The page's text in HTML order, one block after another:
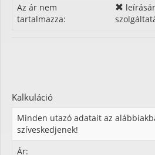
Az ár nem
tartalmazza:
Kalkuláció
Minden utazó adatait az
szíveskedjenek!
Ár: